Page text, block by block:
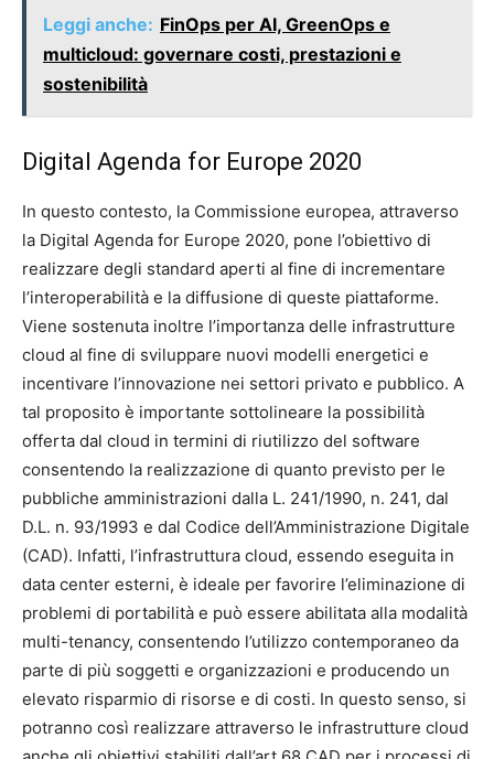
Leggi anche: FinOps per AI, GreenOps e
multicloud: governare costi, prestazioni e
sostenibilità
Digital Agenda for Europe 2020
In questo contesto, la Commissione europea, attraverso
la Digital Agenda for Europe 2020, pone l’obiettivo di
realizzare degli standard aperti al fine di incrementare
l’interoperabilità e la diffusione di queste piattaforme.
Viene sostenuta inoltre l’importanza delle infrastrutture
cloud al fine di sviluppare nuovi modelli energetici e
incentivare l’innovazione nei settori privato e pubblico. A
tal proposito è importante sottolineare la possibilità
offerta dal cloud in termini di riutilizzo del software
consentendo la realizzazione di quanto previsto per le
pubbliche amministrazioni dalla L. 241/1990, n. 241, dal
D.L. n. 93/1993 e dal Codice dell’Amministrazione Digitale
(CAD). Infatti, l’infrastruttura cloud, essendo eseguita in
data center esterni, è ideale per favorire l’eliminazione di
problemi di portabilità e può essere abilitata alla modalità
multi-tenancy, consentendo l’utilizzo contemporaneo da
parte di più soggetti e organizzazioni e producendo un
elevato risparmio di risorse e di costi. In questo senso, si
potranno così realizzare attraverso le infrastrutture cloud